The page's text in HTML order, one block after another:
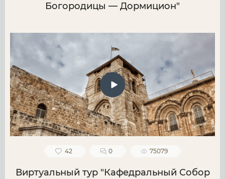
Богородицы — Дормицион"
42 0 75079
Виртуальный тур "Кафедральный Собор